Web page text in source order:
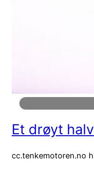
Et drøyt
cc.tenkemotoren.no